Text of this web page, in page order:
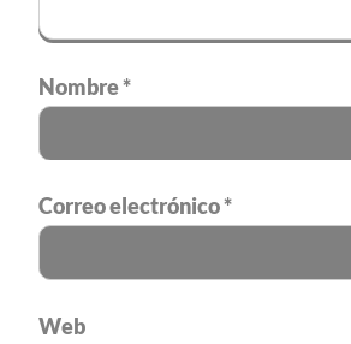
Nombre*
Correo electrónico*
Web